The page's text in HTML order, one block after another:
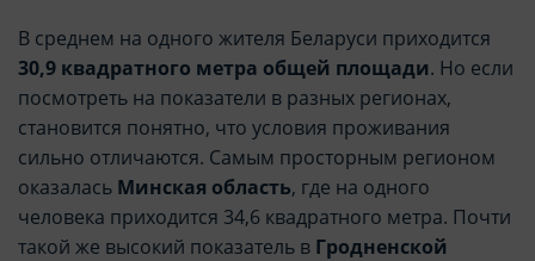
В среднем на одного жителя Беларуси приходится
30,9 квадратного метра общей площади. Но если
посмотреть на показатели в разных регионах,
становится понятно, что условия проживания
сильно отличаются. Самым просторным регионом
оказалась Минская область, где на одного
человека приходится 34,6 квадратного метра. Почти
такой же высокий показатель в Гродненской